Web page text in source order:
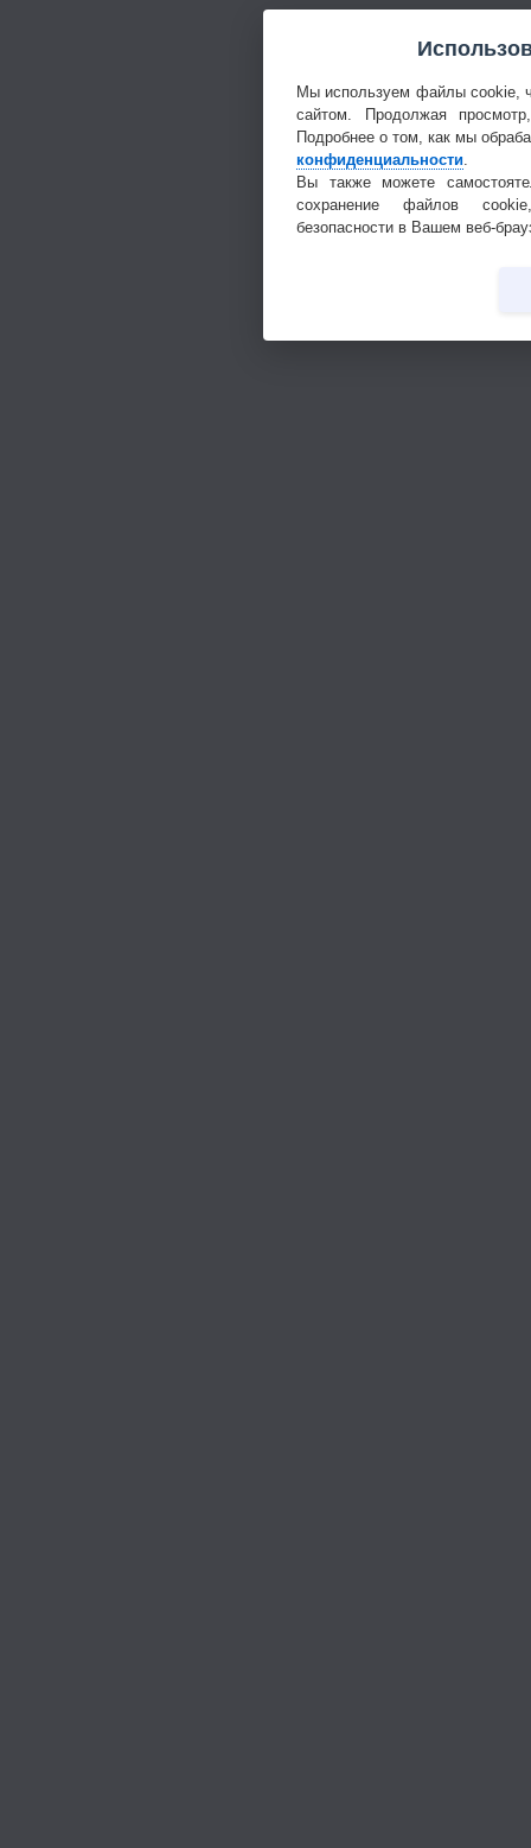
Мы используем файлы cookie,
сайтом. Продолжая
Подробнее о том, как мы
конфиденциальности
Вы также можете
сохранение файлов
безопасности в Вашем веб-